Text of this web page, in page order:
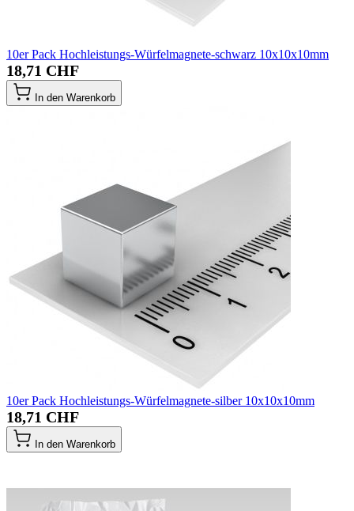
10er Pack Hochleistungs-Würfelmagnete-schwarz 10x10x10mm
18,71 CHF
In den Warenkorb
10er Pack Hochleistungs-Würfelmagnete-silber 10x10x10mm
18,71 CHF
In den Warenkorb